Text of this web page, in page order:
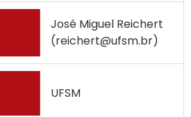
José Miguel Reichert
(reichert@ufsm.br)
UFSM